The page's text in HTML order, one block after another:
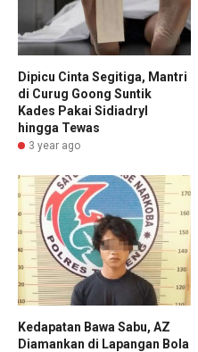
Dipicu Cinta Segitiga, Mantri
di Curug Goong Suntik
Kades Pakai Sidiadryl
hingga Tewas
3 year ago
Kedapatan Bawa Sabu, AZ
Diamankan di Lapangan Bola